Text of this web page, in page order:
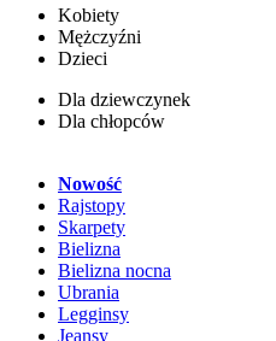
Kobiety
Mężczyźni
Dzieci
Dla dziewczynek
Dla chłopców
Nowość
Rajstopy
Skarpety
Bielizna
Bielizna nocna
Ubrania
Legginsy
Jeansy